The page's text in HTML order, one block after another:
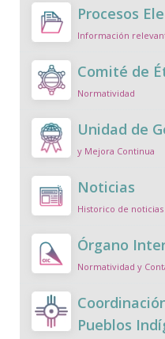
Procesos
Información
Comité de
Normatividad
Unidad de
y Mejora Continua
Noticias
Historico de noticias
Órgano
Normatividad y
Pueblos